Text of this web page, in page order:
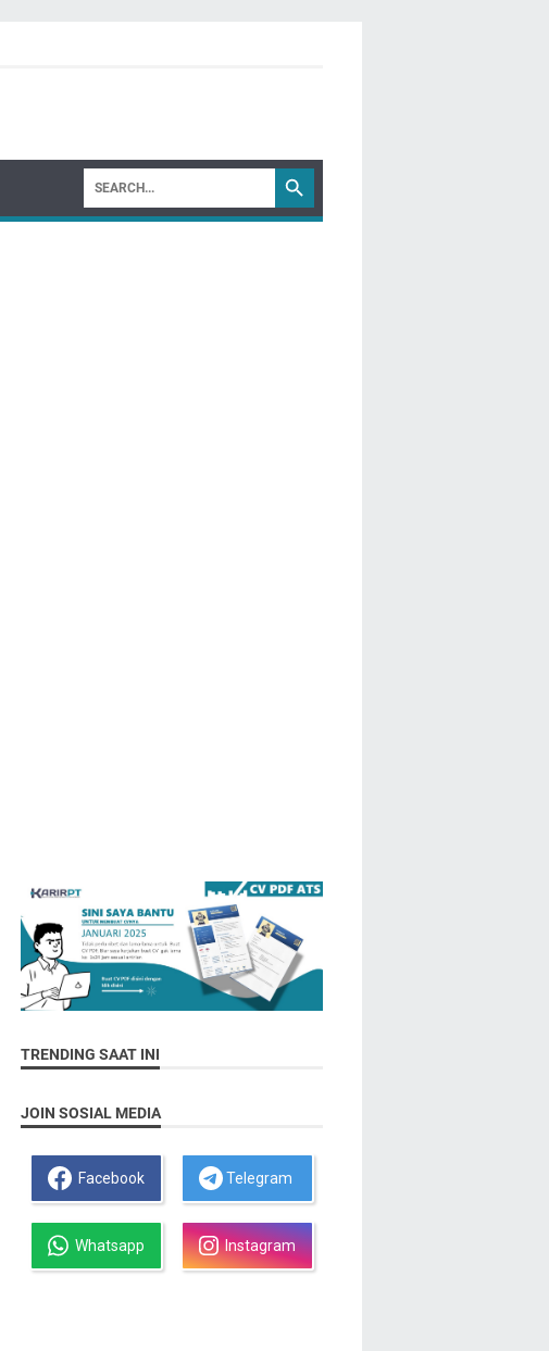
TRENDING SAAT INI
JOIN SOSIAL MEDIA
Facebook Telegram
Whatsapp Instagram